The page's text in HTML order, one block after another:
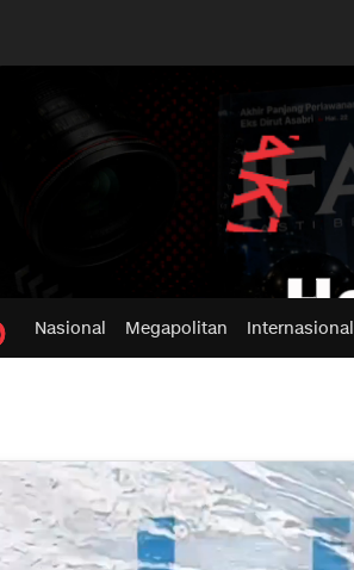
Nasional Megapolitan Internasional